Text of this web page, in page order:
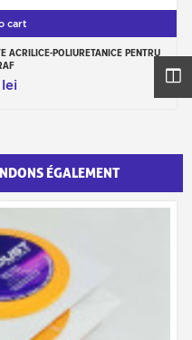
cart
ACRILICE-POLIURETANICE PENTRU
ÉGALEMENT